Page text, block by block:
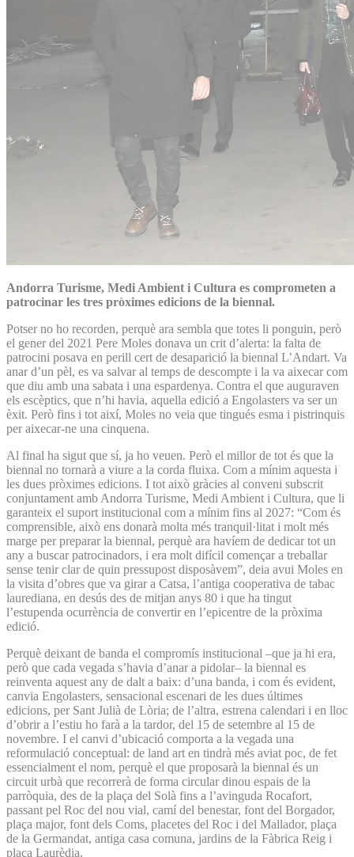
Andorra Turisme, Medi Ambient i Cultura es comprometen a
patrocinar les tres pròximes edicions de la biennal.
Potser no ho recorden, perquè ara sembla que totes li ponguin, però
el gener del 2021 Pere Moles donava un crit d’alerta: la falta de
patrocini posava en perill cert de desaparició la biennal L’Andart. Va
anar d’un pèl, es va salvar al temps de descompte i la va aixecar com
que diu amb una sabata i una espardenya. Contra el que auguraven
els escèptics, que n’hi havia, aquella edició a Engolasters va ser un
èxit. Però fins i tot així, Moles no veia que tingués esma i pistrinquis
per aixecar-ne una cinquena.
Al final ha sigut que sí, ja ho veuen. Però el millor de tot és que la
biennal no tornarà a viure a la corda fluixa. Com a mínim aquesta i
les dues pròximes edicions. I tot això gràcies al conveni subscrit
conjuntament amb Andorra Turisme, Medi Ambient i Cultura, que li
garanteix el suport institucional com a mínim fins al 2027: “Com és
comprensible, això ens donarà molta més tranquil·litat i molt més
marge per preparar la biennal, perquè ara havíem de dedicar tot un
any a buscar patrocinadors, i era molt difícil començar a treballar
sense tenir clar de quin pressupost disposàvem”, deia avui Moles en
la visita d’obres que va girar a Catsa, l’antiga cooperativa de tabac
laurediana, en desús des de mitjan anys 80 i que ha tingut
l’estupenda ocurrència de convertir en l’epicentre de la pròxima
edició.
Perquè deixant de banda el compromís institucional –que ja hi era,
però que cada vegada s’havia d’anar a pidolar– la biennal es
reinventa aquest any de dalt a baix: d’una banda, i com és evident,
canvia Engolasters, sensacional escenari de les dues últimes
edicions, per Sant Julià de Lòria; de l’altra, estrena calendari i en lloc
d’obrir a l’estiu ho farà a la tardor, del 15 de setembre al 15 de
novembre. I el canvi d’ubicació comporta a la vegada una
reformulació conceptual: de land art en tindrà més aviat poc, de fet
essencialment el nom, perquè el que proposarà la biennal és un
circuit urbà que recorrerà de forma circular dinou espais de la
parròquia, des de la plaça del Solà fins a l’avinguda Rocafort,
passant pel Roc del nou vial, camí del benestar, font del Borgador,
plaça major, font dels Coms, placetes del Roc i del Mallador, plaça
de la Germandat, antiga casa comuna, jardins de la Fàbrica Reig i
plaça Laurèdia.